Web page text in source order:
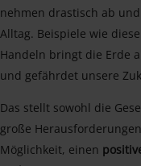
nehmen drastisch ab
Alltag. Beispiele wie
Handeln bringt die Erde
und gefährdet unsere
Das stellt sowohl die
große
Möglichkeit, einen